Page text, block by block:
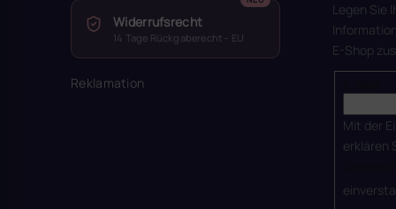
Widerrufsrecht
14 Tage Rückgaberecht – EU
Reklamation
Legen Sie
E-Shop
Mit der
erklären